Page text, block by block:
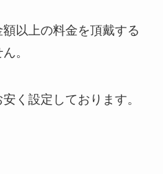
以上の料金を頂戴する
。
く設定しております。